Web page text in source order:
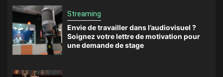
Streaming
Envie de travailler dans l’audiovisuel ?
Soignez votre lettre de motivation pour
une demande de stage